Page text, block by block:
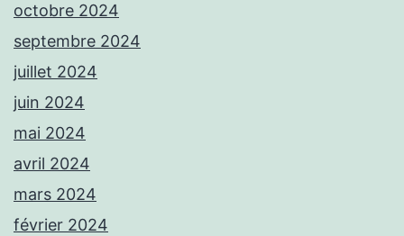
octobre 2024
septembre 2024
juillet 2024
juin 2024
mai 2024
avril 2024
mars 2024
février 2024